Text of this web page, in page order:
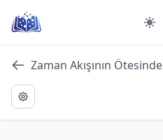
content
Zaman Akışının Ötesinde